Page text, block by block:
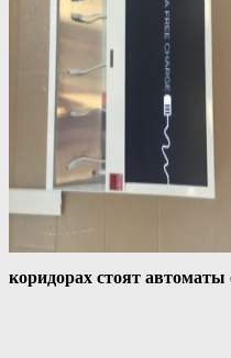
коридорах стоят автоматы